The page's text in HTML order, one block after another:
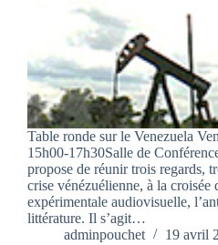
Table ronde sur le Venezuela
15h00-17h30Salle de
propose de réunir trois regards,
crise vénézuélienne, à la croisée
expérimentale audiovisuelle,
littérature. Il s’agit…
adminpouchet
19 avril